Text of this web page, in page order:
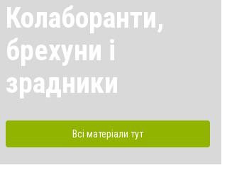
Колаборанти,
брехуни і
зрадники
Всі матеріали тут